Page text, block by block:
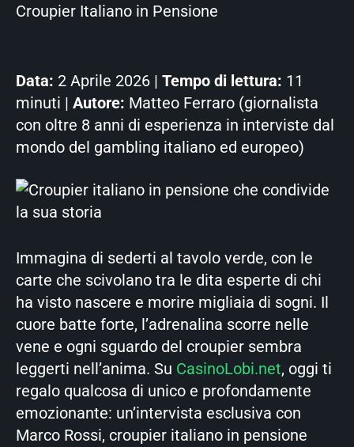
Croupier Italiano in Pensione
Data: 2 Aprile 2026 | Tempo di lettura: 11
minuti | Autore: Matteo Ferraro (giornalista
con oltre 8 anni di esperienza in interviste dal
mondo del gambling italiano ed europeo)
Immagina di sederti al tavolo verde, con le
carte che scivolano tra le dita esperte di chi
ha visto nascere e morire migliaia di sogni. Il
cuore batte forte, l’adrenalina scorre nelle
vene e ogni sguardo del croupier sembra
leggerti nell’anima. Su CasinoLobi.net, oggi ti
regalo qualcosa di unico e profondamente
emozionante: un’intervista esclusiva con
Marco Rossi, croupier italiano in pensione